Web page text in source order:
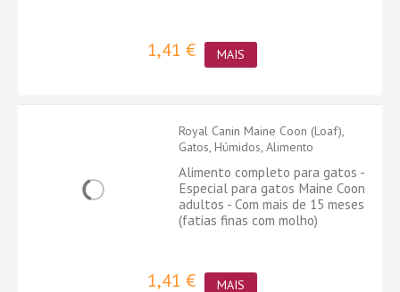
1,41 € MAIS
Royal Canin Maine Coon (Loaf),
Gatos, Húmidos, Alimento
Alimento completo para gatos -
Especial para gatos Maine Coon
adultos - Com mais de 15 meses
(fatias finas com molho)
1,41 € MAIS